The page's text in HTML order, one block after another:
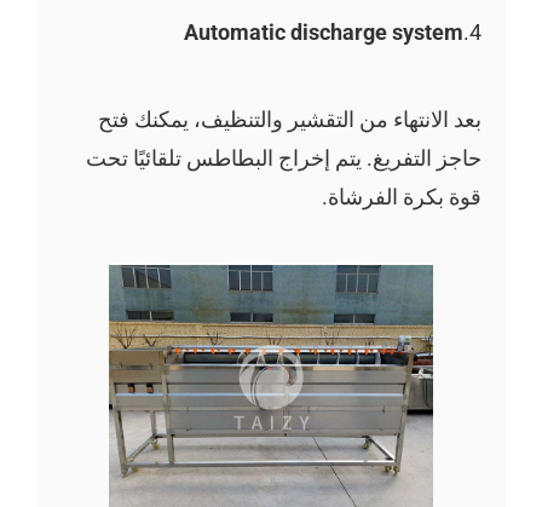
Automatic discharge system
بعد الانتهاء من التقشير والتنظيف، يمكنك فتح
حاجز التفريغ. يتم إخراج البطاطس تلقائيًا تحت
قوة بكرة الفرشاة.